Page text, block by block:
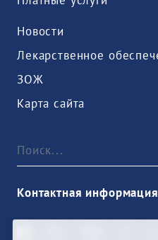
Новости
Лекарственное
ЗОЖ
Карта сайта
Контактная информация